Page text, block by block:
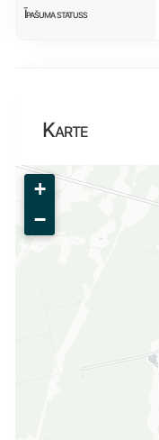
Īpašuma statuss
Karte
+
−